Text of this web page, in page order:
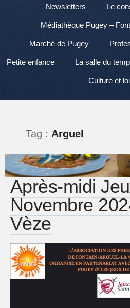
Newsletters Le
Médiathèque Pugey –
Marché de Pugey
Petite enfance La salle du
Culture et
Tag : Arguel
Après-midi
Novembre
Vèze